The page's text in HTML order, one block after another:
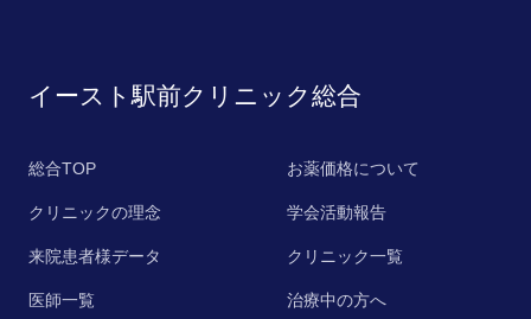
イースト駅前クリニック総合
総合TOP お薬価格について
クリニックの理念 学会活動報告
来院患者様データ クリニック一覧
医師一覧 治療中の方へ